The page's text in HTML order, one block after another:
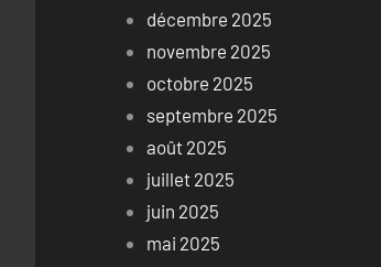
décembre 2025
novembre 2025
octobre 2025
septembre 2025
août 2025
juillet 2025
juin 2025
mai 2025